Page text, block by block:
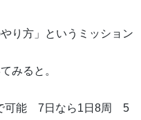
り方」というミッション
みると。
可能 7日なら1日8周 5